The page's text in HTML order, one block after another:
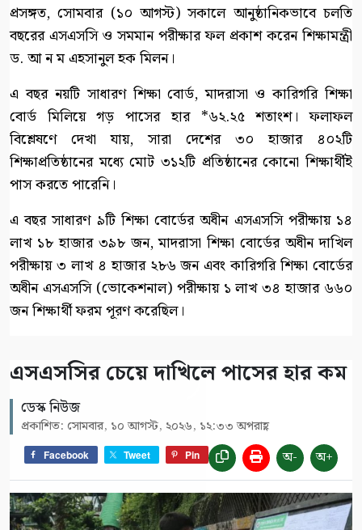
প্রসঙ্গত, সোমবার (১০ আগস্ট) সকালে আনুষ্ঠানিকভাবে চলতি
বছরের এসএসসি ও সমমান পরীক্ষার ফল প্রকাশ করেন শিক্ষামন্ত্রী
ড. আ ন ম এহসানুল হক মিলন।
এ বছর নয়টি সাধারণ শিক্ষা বোর্ড, মাদরাসা ও কারিগরি শিক্ষা
বোর্ড মিলিয়ে গড় পাসের হার *৬২.২৫ শতাংশ। ফলাফল
বিশ্লেষণে দেখা যায়, সারা দেশের ৩০ হাজার ৪০২টি
শিক্ষাপ্রতিষ্ঠানের মধ্যে মোট ৩১২টি প্রতিষ্ঠানের কোনো শিক্ষার্থীই
পাস করতে পারেনি।
এ বছর সাধারণ ৯টি শিক্ষা বোর্ডের অধীন এসএসসি পরীক্ষায় ১৪
লাখ ১৮ হাজার ৩৯৮ জন, মাদরাসা শিক্ষা বোর্ডের অধীন দাখিল
পরীক্ষায় ৩ লাখ ৪ হাজার ২৮৬ জন এবং কারিগরি শিক্ষা বোর্ডের
অধীন এসএসসি (ভোকেশনাল) পরীক্ষায় ১ লাখ ৩৪ হাজার ৬৬০
জন শিক্ষার্থী ফরম পূরণ করেছিল।
এসএসসির চেয়ে দাখিলে পাসের হার কম
ডেস্ক নিউজ
প্রকাশিত: সোমবার, ১০ আগস্ট, ২০২৬, ১২:৩৩ অপরাহ্ণ
Facebook Tweet Pin অ- অ+